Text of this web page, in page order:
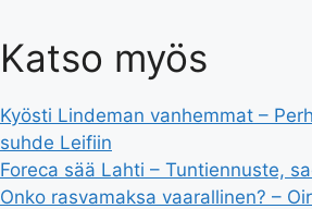
Katso myös
Kyösti Lindeman vanhemmat –
suhde Leifiin
Foreca sää Lahti – Tuntiennuste,
Onko rasvamaksa vaarallinen? –